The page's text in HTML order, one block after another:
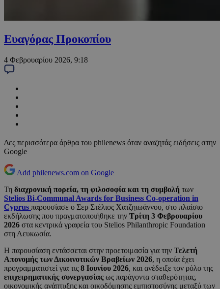
Ευαγόρας Προκοπίου
4 Φεβρουαρίου 2026, 9:18
Δες περισσότερα άρθρα του philenews όταν αναζητάς ειδήσεις στην
Google
Add philenews.com on Google
Τη διαχρονική πορεία, τη φιλοσοφία και τη συμβολή των
Stelios Bi-Communal Awards for Business Co-operation in
Cyprus παρουσίασε ο Σερ Στέλιος Χατζηιωάννου, στο πλαίσιο
εκδήλωσης που πραγματοποιήθηκε την Τρίτη 3 Φεβρουαρίου
2026 στα κεντρικά γραφεία του Stelios Philanthropic Foundation
στη Λευκωσία.
Η παρουσίαση εντάσσεται στην προετοιμασία για την Τελετή
Απονομής των Δικοινοτικών Βραβείων 2026, η οποία έχει
προγραμματιστεί για τις 8 Ιουνίου 2026, και ανέδειξε τον ρόλο της
επιχειρηματικής συνεργασίας ως παράγοντα σταθερότητας,
οικονομικής ανάπτυξης και οικοδόμησης εμπιστοσύνης μεταξύ των